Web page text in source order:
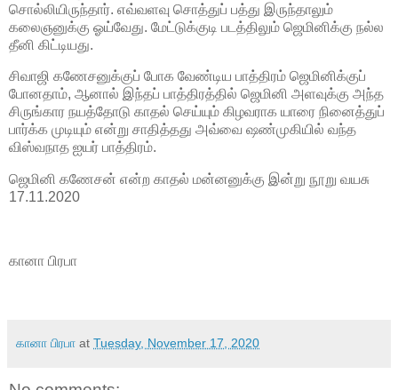
சொல்லியிருந்தார். எவ்வளவு சொத்துப் பத்து இருந்தாலும்
கலைஞனுக்கு ஓய்வேது. மேட்டுக்குடி படத்திலும் ஜெமினிக்கு நல்ல
தீனி கிட்டியது.
சிவாஜி கணேசனுக்குப் போக வேண்டிய பாத்திரம் ஜெமினிக்குப்
போனதாம், ஆனால் இந்தப் பாத்திரத்தில் ஜெமினி அளவுக்கு அந்த
சிருங்கார நயத்தோடு காதல் செய்யும் கிழவராக யாரை நினைத்துப்
பார்க்க முடியும் என்று சாதித்தது அவ்வை ஷண்முகியில் வந்த
விஸ்வநாத ஐயர் பாத்திரம்.
ஜெமினி கணேசன் என்ற காதல் மன்னனுக்கு இன்று நூறு வயசு
17.11.2020
கானா பிரபா
கானா பிரபா at Tuesday, November 17, 2020